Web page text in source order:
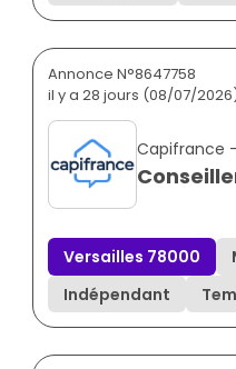
Annonce N°8647758
il y a 28 jours (08/07/
Capifrance
Versailles 78000
Indépendant